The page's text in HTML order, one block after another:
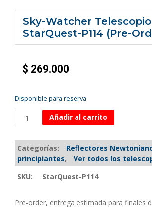
Sky-Watcher
StarQuest-P114 (Pre-
$ 269.000
Disponible para reserva
Añadir al carrito
Categorías: Reflectores
principiantes,
Ver todos los
SKU:
StarQuest-P114
Pre-order, entrega estimada para finales